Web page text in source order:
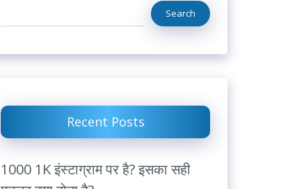
Search
Recent Posts
1000 1K इंस्टाग्राम पर है? इसका सही